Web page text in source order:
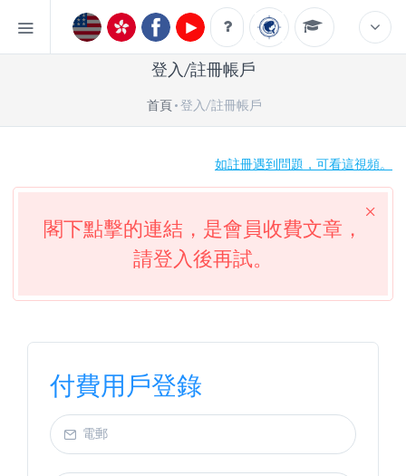
登入/註冊帳戶
首頁 登入/註冊帳戶
如註冊遇到問題，可看這視頻。
閣下點擊的連結，是會員收費文章，
請登入後再試。
付費用戶登錄